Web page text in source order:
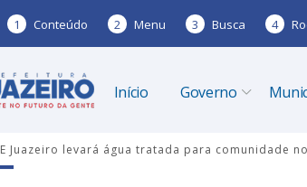
1 Conteúdo 2 Menu 3 Busca 4
Início Governo
Juazeiro levará água tratada para comunidade